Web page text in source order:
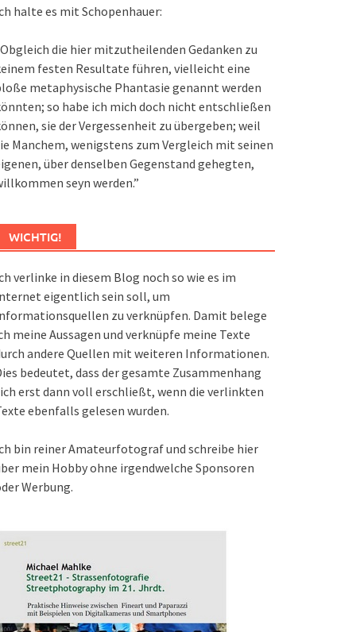
halte es mit Schopenhauer:
die hier mitzutheilenden Gedanken zu
festen Resultate führen, vielleicht eine
metaphysische Phantasie genannt werden
so habe ich mich doch nicht entschließen
sie der Vergessenheit zu übergeben; weil
Manchem, wenigstens zum Vergleich mit seinen
über denselben Gegenstand gehegten,
seyn werden.”
WICHTIG!
verlinke in diesem Blog noch so wie es im
eigentlich sein soll, um
zu verknüpfen. Damit belege
meine Aussagen und verknüpfe meine Texte
andere Quellen mit weiteren Informationen.
bedeutet, dass der gesamte Zusammenhang
erst dann voll erschließt, wenn die verlinkten
ebenfalls gelesen wurden.
bin reiner Amateurfotograf und schreibe hier
mein Hobby ohne irgendwelche Sponsoren
Werbung.